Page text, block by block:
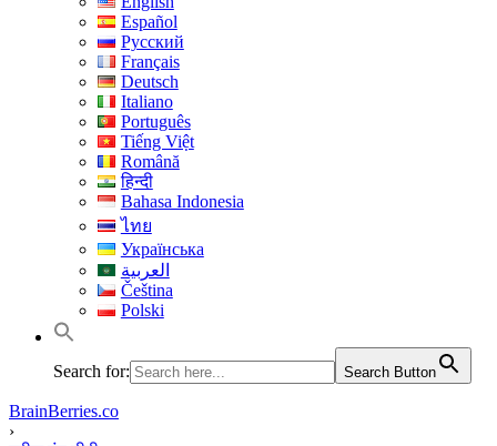
Español
Русский
Français
Deutsch
Italiano
Português
Tiếng Việt
Română
हिन्दी
Bahasa Indonesia
ไทย
Українська
العربية
Čeština
Polski
Search for: Search Button
BrainBerries.co
›